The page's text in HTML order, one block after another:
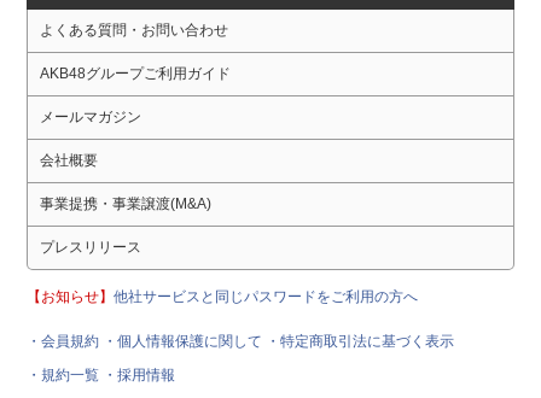
よくある質問・お問い合わせ
AKB48グループご利用ガイド
メールマガジン
会社概要
事業提携・事業譲渡(M&A)
プレスリリース
【お知らせ】他社サービスと同じパスワードをご利用の方へ
・会員規約 ・個人情報保護に関して
・特定商取引法に基づく表示
・規約一覧 ・採用情報